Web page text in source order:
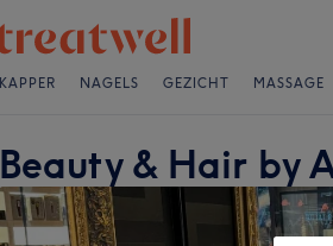
KAPPER NAGELS GEZICHT MASSAGE
Beauty & Hair by